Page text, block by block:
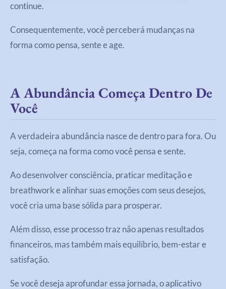
continue.
Consequentemente, você perceberá mudanças na
forma como pensa, sente e age.
A Abundância Começa Dentro De
Você
A verdadeira abundância nasce de dentro para fora. Ou
seja, começa na forma como você pensa e sente.
Ao desenvolver consciência, praticar meditação e
breathwork e alinhar suas emoções com seus desejos,
você cria uma base sólida para prosperar.
Além disso, esse processo traz não apenas resultados
financeiros, mas também mais equilíbrio, bem-estar e
satisfação.
Se você deseja aprofundar essa jornada, o aplicativo